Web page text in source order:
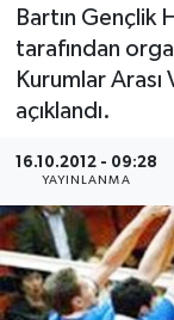
Bartın Gençlik
tarafından
Kurumlar
açıklandı.
16.10.2012 - 09:28
YAYINLANMA
Medya
Sağlık
Sinema
Sivil
Siyaset